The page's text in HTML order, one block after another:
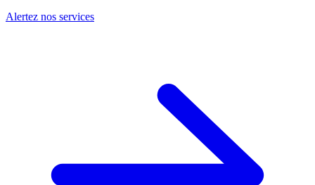
Alertez nos services